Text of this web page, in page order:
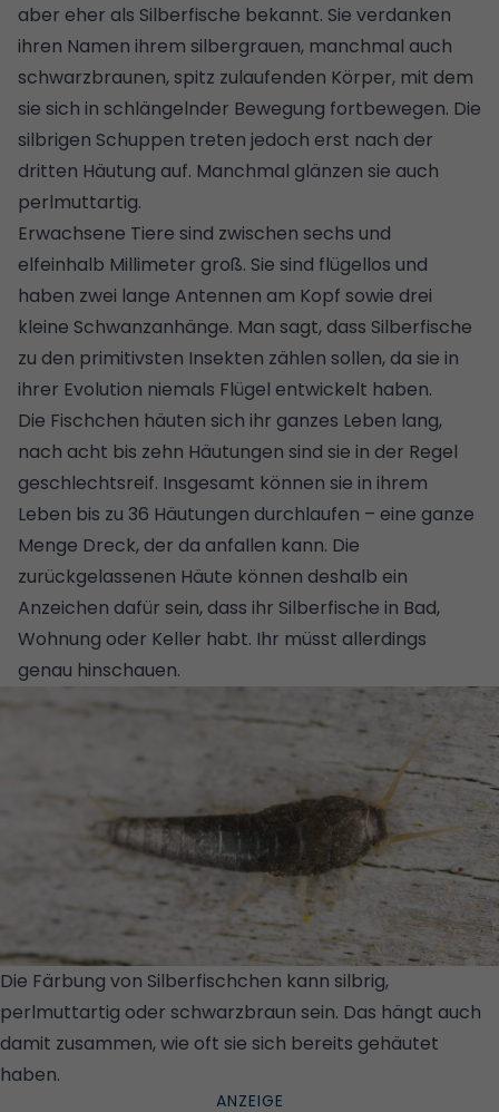
aber eher als Silberfische bekannt. Sie verdanken
ihren Namen ihrem silbergrauen, manchmal auch
schwarzbraunen, spitz zulaufenden Körper, mit dem
sie sich in schlängelnder Bewegung fortbewegen. Die
silbrigen Schuppen treten jedoch erst nach der
dritten Häutung auf. Manchmal glänzen sie auch
perlmuttartig.
Erwachsene Tiere sind zwischen sechs und
elfeinhalb Millimeter groß. Sie sind flügellos und
haben zwei lange Antennen am Kopf sowie drei
kleine Schwanzanhänge. Man sagt, dass Silberfische
zu den primitivsten Insekten zählen sollen, da sie in
ihrer Evolution niemals Flügel entwickelt haben.
Die Fischchen häuten sich ihr ganzes Leben lang,
nach acht bis zehn Häutungen sind sie in der Regel
geschlechtsreif. Insgesamt können sie in ihrem
Leben bis zu 36 Häutungen durchlaufen – eine ganze
Menge Dreck, der da anfallen kann. Die
zurückgelassenen Häute können deshalb ein
Anzeichen dafür sein, dass ihr Silberfische in Bad,
Wohnung oder Keller habt. Ihr müsst allerdings
genau hinschauen.
Die Färbung von Silberfischchen kann silbrig,
perlmuttartig oder schwarzbraun sein. Das hängt auch
damit zusammen, wie oft sie sich bereits gehäutet
haben.